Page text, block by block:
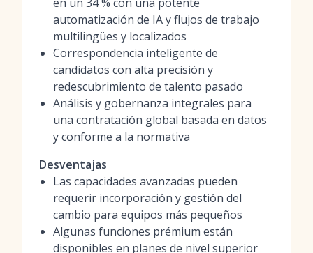
automatización de IA y flujos de trabajo
multilingües y localizados
Correspondencia inteligente de
candidatos con alta precisión y
redescubrimiento de talento pasado
Análisis y gobernanza integrales para
una contratación global basada en datos
y conforme a la normativa
Desventajas
Las capacidades avanzadas pueden
requerir incorporación y gestión del
cambio para equipos más pequeños
Algunas funciones prémium están
disponibles en planes de nivel superior